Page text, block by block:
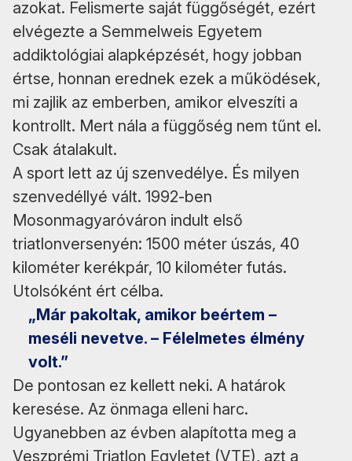
azokat. Felismerte saját függőségét, ezért
elvégezte a Semmelweis Egyetem
addiktológiai alapképzését, hogy jobban
értse, honnan erednek ezek a működések,
mi zajlik az emberben, amikor elveszíti a
kontrollt. Mert nála a függőség nem tűnt el.
Csak átalakult.
A sport lett az új szenvedélye. És milyen
szenvedéllyé vált. 1992-ben
Mosonmagyaróváron indult első
triatlonversenyén: 1500 méter úszás, 40
kilométer kerékpár, 10 kilométer futás.
Utolsóként ért célba.
„Már pakoltak, amikor beértem –
meséli nevetve. – Félelmetes élmény
volt.”
De pontosan ez kellett neki. A határok
keresése. Az önmaga elleni harc.
Ugyanebben az évben alapította meg a
Veszprémi Triatlon Egyletet (VTE), azt a